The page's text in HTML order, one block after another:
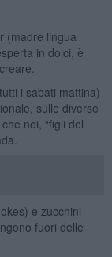
(madre lingua
in dolci, è
i sabati mattina)
sulle diverse
noi, “figli del
e zucchini
fuori delle